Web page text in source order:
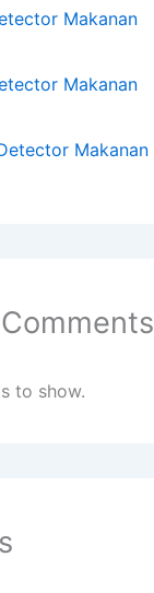
Makanan
Makanan
Makanan
to show.